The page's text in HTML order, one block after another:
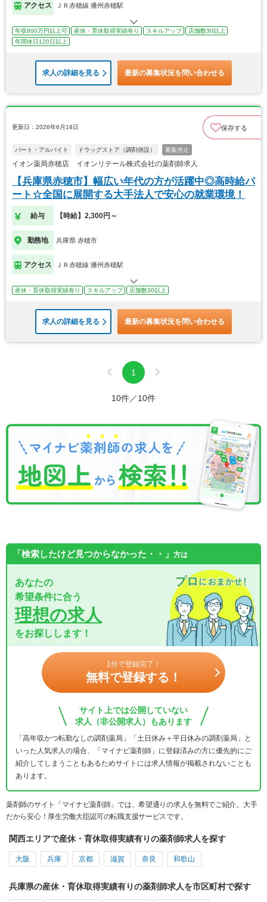
アクセス ＪＲ赤穂線 播州赤穂駅
年収800万円以上可 産休・育休取得実績有り スキルアップ
店舗数30以上
年間休日120日以上
求人の詳細を見る 最新の募集状況を問い合わせる
更新日：2026年6月18日 保存する
パート・アルバイト ドラッグストア（調剤併設） 募集停止
イオン薬局赤穂店 イオンリテール株式会社の薬剤師求人
【兵庫県赤穂市】幅広い年代の方が活躍中◎高時給パ
ート☆全国に展開する大手法人で安心の就業環境！
給与 【時給】2,300円～
勤務地 兵庫県 赤穂市
アクセス ＪＲ赤穂線 播州赤穂駅
産休・育休取得実績有り スキルアップ 店舗数30以上
求人の詳細を見る 最新の募集状況を問い合わせる
1
10件／10件
「検索したけど見つからなかった・・」 方は
あなたの
希望条件に合う
理想の求人
をお探しします！
1分で登録完了！
無料で登録する！
サイト上では公開していない
求人（非公開求人）もあります
「高年収かつ転勤なしの調剤薬局」「土日休み＋平日休みの調剤薬局」と
いった人気求人の場合、「マイナビ薬剤師」に登録済みの方に優先的にご
紹介してしまうこともあるためサイトには求人情報が掲載されないことも
あります。
薬剤師のサイト「マイナビ薬剤師」では、希望通りの求人を無料でご紹介。大手
だから安心！厚生労働大臣認可の転職支援サービスです。
関西エリアで産休・育休取得実績有りの薬剤師求人を探す
大阪 兵庫 京都 滋賀 奈良 和歌山
兵庫県の産休・育休取得実績有りの薬剤師求人を市区町村で探す